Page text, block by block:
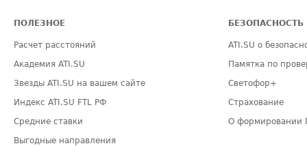
ПОЛЕЗНОЕ
Расчет расстояний
Академия ATI.SU
Звезды ATI.SU на вашем сайте
Индекс ATI.SU FTL РФ
Средние ставки
Выгодные направления
БЕЗОПАСНОСТЬ
ATI.SU о
Памятка по
Светофор+
Страхование
О формировании